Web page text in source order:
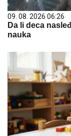
09. 08. 2026 06:26
Da li deca
nauka